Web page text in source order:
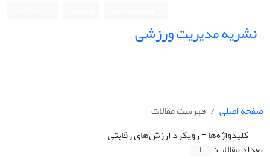
نشریه مدیریت ورزشی
صفحه اصلی
فهرست مقالات
کلیدواژه‌ها =رویکرد ارزش‌های رقابتی
تعداد مقالات:
1